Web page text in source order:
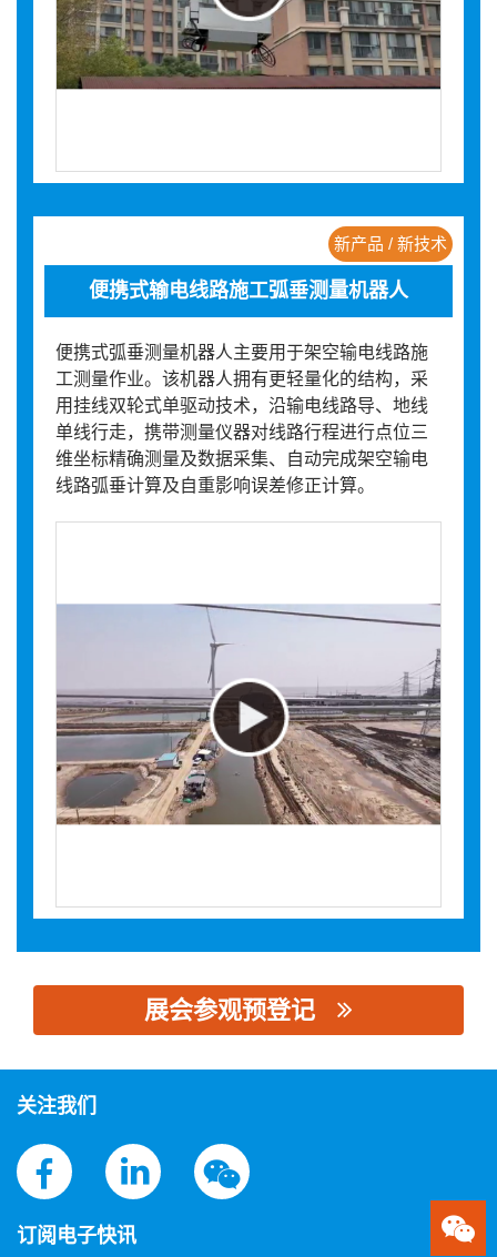
新产品 / 新技术
便携式输电线路施工弧垂测量机器人
便携式弧垂测量机器人主要用于架空输电线路施
工测量作业。该机器人拥有更轻量化的结构，采
用挂线双轮式单驱动技术，沿输电线路导、地线
单线行走，携带测量仪器对线路行程进行点位三
维坐标精确测量及数据采集、自动完成架空输电
线路弧垂计算及自重影响误差修正计算。
展会参观预登记
关注我们
订阅电子快讯